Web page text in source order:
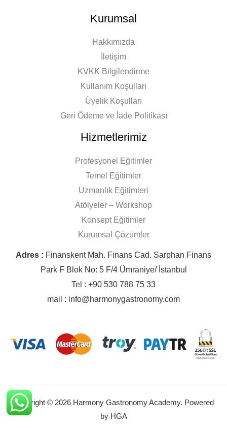
Kurumsal
Hakkımızda
İletişim
KVKK Bilgilendirme
Kullanım Koşulları
Üyelik Koşulları
Geri Ödeme ve İade Politikası
Hizmetlerimiz
Profesyonel Eğitimler
Temel Eğitimler
Uzmanlık Eğitimleri
Atölyeler – Workshop
Konsept Eğitimler
Kurumsal Çözümler
Adres : Finanskent Mah. Finans Cad. Sarphan Finans
Park F Blok No: 5 F/4 Ümraniye/ İstanbul
Tel : +90 530 788 75 33
mail : info@harmonygastronomy.com
Copyright © 2026 Harmony Gastronomy Academy. Powered
by HGA